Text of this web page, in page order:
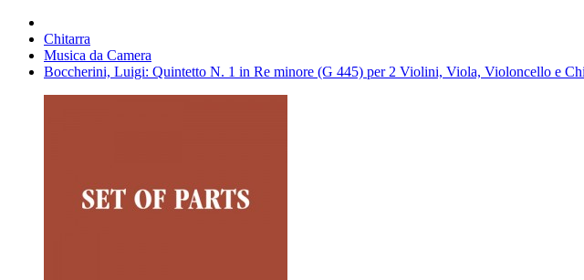
Chitarra
Musica da Camera
Boccherini, Luigi: Quintetto N. 1 in Re minore (G 445) per 2 Violini, Viola, Violoncello e